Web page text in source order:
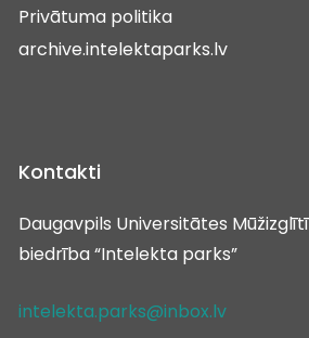
Privātuma politika
archive.intelektaparks.lv
Kontakti
Daugavpils Universitātes
biedrība “Intelekta parks”
intelekta.parks@inbox.lv